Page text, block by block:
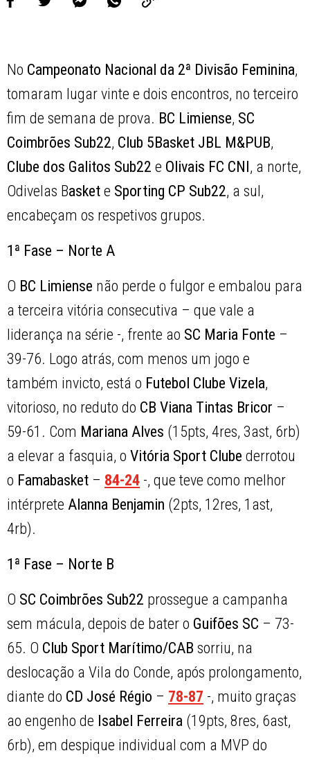
No Campeonato Nacional da 2ª Divisão Feminina,
tomaram lugar vinte e dois encontros, no terceiro
fim de semana de prova. BC Limiense, SC
Coimbrões Sub22, Club 5Basket JBL M&PUB,
Clube dos Galitos Sub22 e Olivais FC CNI , a norte,
Odivelas Basket e Sporting CP Sub22, a sul,
encabeçam os respetivos grupos.
1ª Fase – Norte A
O BC Limiense não perde o fulgor e embalou para
a terceira vitória consecutiva – que vale a
liderança na série -, frente ao SC Maria Fonte –
39-76. Logo atrás, com menos um jogo e
também invicto, está o Futebol Clube Vizela,
vitorioso, no reduto do CB Viana Tintas Bricor –
59-61. Com Mariana Alves (15pts, 4res, 3ast, 6rb)
a elevar a fasquia, oVitória Sport Clube derrotou
o Famabasket – 84-24 -, que teve como melhor
intérprete Alanna Benjamin (2pts, 12res, 1ast,
4rb).
1ª Fase – Norte B
O SC Coimbrões Sub22 prossegue a campanha
sem mácula, depois de bater o Guifões SC – 73-
65. O Club Sport Marítimo/CAB sorriu, na
deslocação a Vila do Conde, após prolongamento,
diante do CD José Régio – 78-87 -, muito graças
ao engenho de Isabel Ferreira (19pts, 8res, 6ast,
6rb), em despique individual com a MVP do